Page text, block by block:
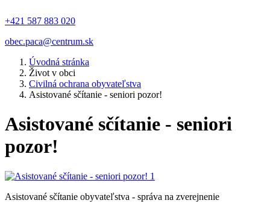
+421 587 883 020
obec.paca@centrum.sk
Úvodná stránka
Život v obci
Civilná ochrana obyvateľstva
Asistované sčítanie - seniori pozor!
Asistované sčítanie - seniori
pozor!
Asistované sčítanie obyvateľstva - správa na zverejnenie